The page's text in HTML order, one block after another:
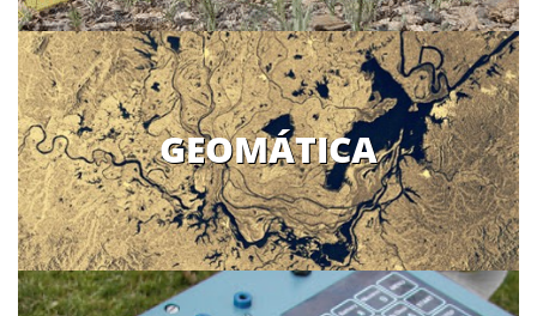
GEOMÁTICA